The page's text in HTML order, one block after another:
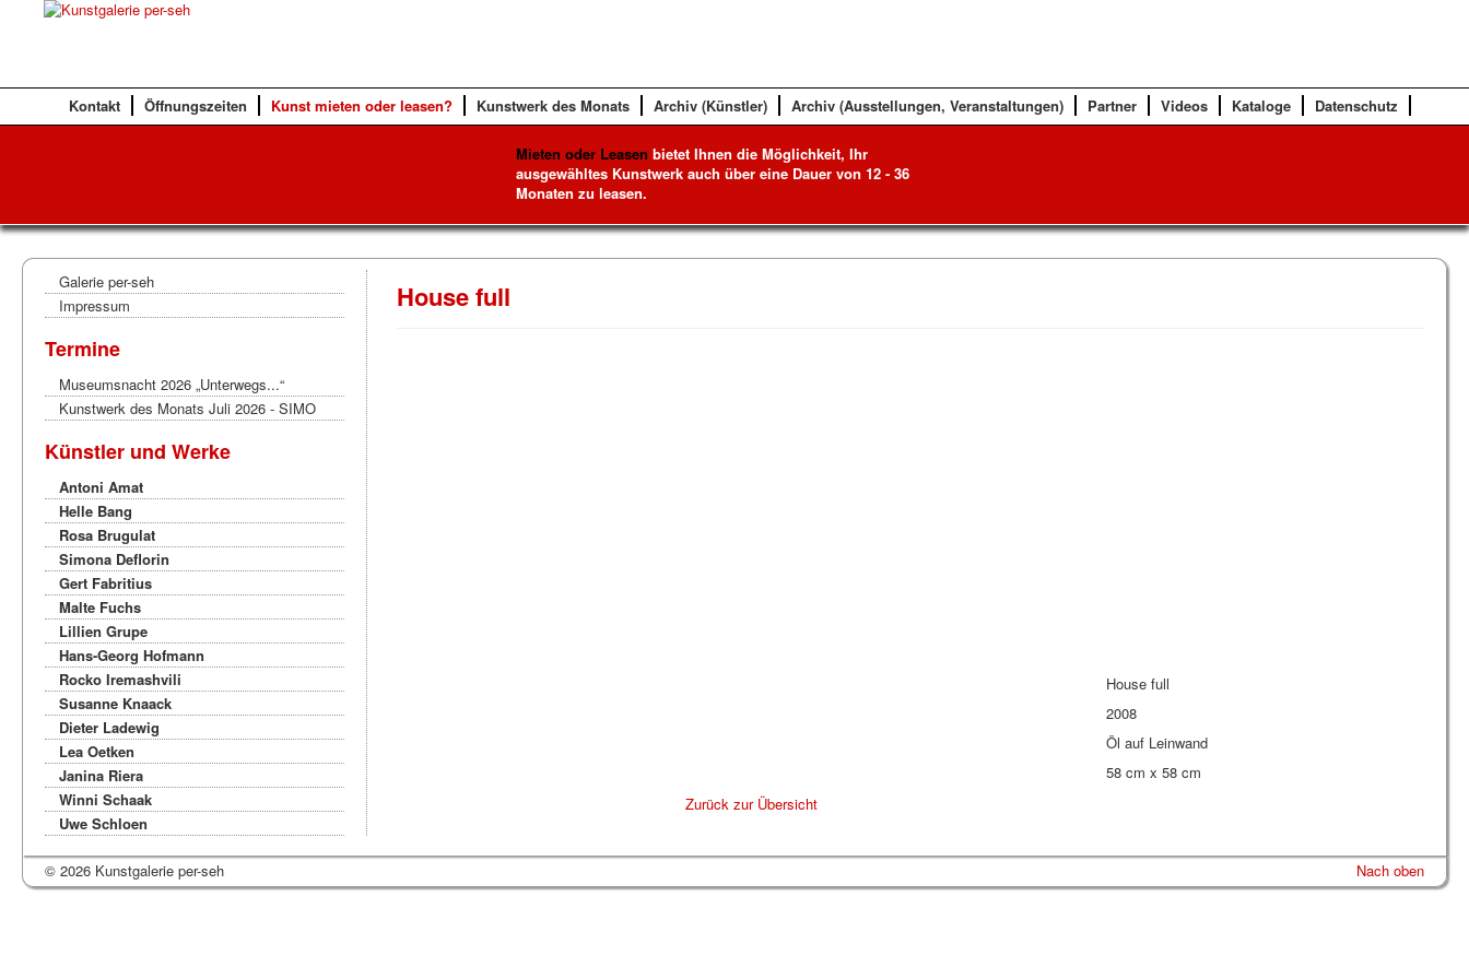
Kontakt Öffnungszeiten Kunst mieten oder leasen? Kunstwerk des Monats Archiv (Künstler) Archiv (Ausstellungen, Veranstaltungen) Partner Videos Kataloge Datenschutz
Mieten oder Leasen bietet Ihnen die Möglichkeit, Ihr
ausgewähltes Kunstwerk auch über eine Dauer von 12 - 36
Monaten zu leasen.
Galerie per-seh
Impressum
Termine
Museumsnacht 2026 „Unterwegs...“
Kunstwerk des Monats Juli 2026 - SIMO
Künstler und Werke
Antoni Amat
Helle Bang
Rosa Brugulat
Simona Deflorin
Gert Fabritius
Malte Fuchs
Lillien Grupe
Hans-Georg Hofmann
Rocko Iremashvili
Susanne Knaack
Dieter Ladewig
Lea Oetken
Janina Riera
Winni Schaak
Uwe Schloen
House full
House full
2008
Öl auf Leinwand
58 cm x 58 cm
Zurück zur Übersicht
Nach oben
© 2026 Kunstgalerie per-seh